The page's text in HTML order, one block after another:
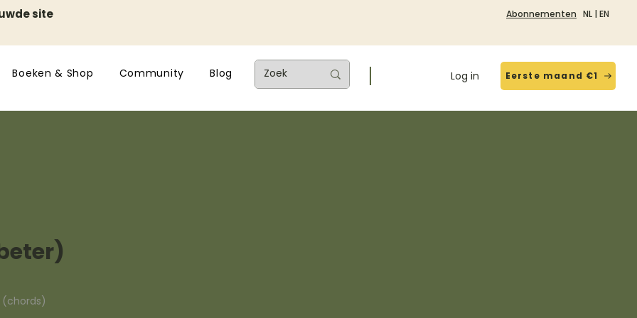
site Abonnementen NL | EN
Boeken & Shop Community Blog Log in Eerste maand €1
(chords)